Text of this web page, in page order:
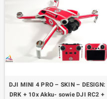
DJI MINI 4 PRO – SKIN – DESIGN:
DRK + 10x Akku- sowie DJI RC2 +